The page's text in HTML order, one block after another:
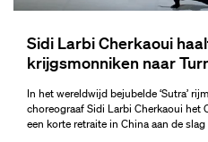
Sidi Larbi Cherkaoui
krijgsmonniken naar
In het wereldwijd bejubelde ‘Sutra’
choreograaf Sidi Larbi Cherkaoui het
een korte retraite in China aan de